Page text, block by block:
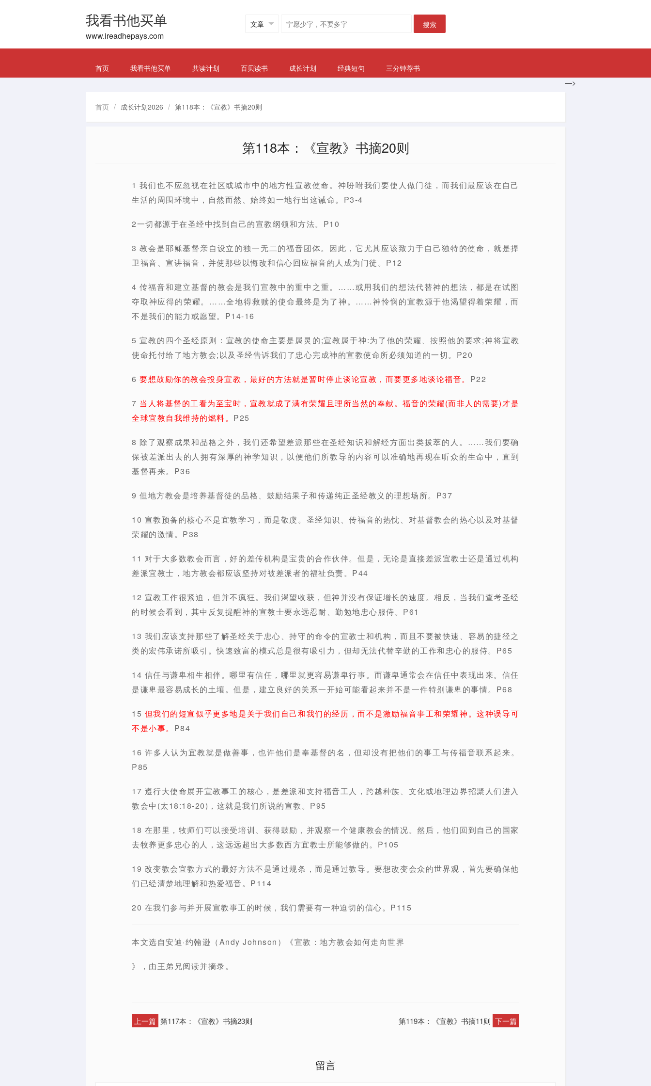
我看书他买单
www.ireadhepays.com
搜索
首页 我看书他买单 共读计划 百贝读书 成长计划 经典短句
三分钟荐书
—>
首页 / 成长计划2026 / 第118本：《宣教》书摘20则
第118本：《宣教》书摘20则
1 我们也不应忽视在社区或城市中的地方性宣教使命。神吩咐我们要使人做门徒，而我们最应该在自己
生活的周围环境中，自然而然、始终如一地行出这诫命。P3-4
2一切都源于在圣经中找到自己的宣教纲领和方法。P10
3 教会是耶稣基督亲自设立的独一无二的福音团体。因此，它尤其应该致力于自己独特的使命，就是捍
卫福音、宣讲福音，并使那些以悔改和信心回应福音的人成为门徒。P12
4 传福音和建立基督的教会是我们宣教中的重中之重。……或用我们的想法代替神的想法，都是在试图
夺取神应得的荣耀。……全地得救赎的使命最终是为了神。……神怜悯的宣教源于他渴望得着荣耀，而
不是我们的能力或愿望。P14-16
5 宣教的四个圣经原则：宣教的使命主要是属灵的;宣教属于神:为了他的荣耀、按照他的要求;神将宣教
使命托付给了地方教会;以及圣经告诉我们了忠心完成神的宣教使命所必须知道的一切。P20
6 要想鼓励你的教会投身宣教，最好的方法就是暂时停止谈论宣教，而要更多地谈论福音。 P22
7 当人将基督的工看为至宝时，宣教就成了满有荣耀且理所当然的奉献。福音的荣耀(而非人的需要)才是
全球宜教自我维持的燃料。 P25
8 除了观察成果和品格之外，我们还希望差派那些在圣经知识和解经方面出类拔萃的人。……我们要确
保被差派出去的人拥有深厚的神学知识，以便他们所教导的内容可以准确地再现在听众的生命中，直到
基督再来。P36
9 但地方教会是培养基督徒的品格、鼓励结果子和传递纯正圣经教义的理想场所。P37
10 宣教预备的核心不是宜教学习，而是敬虔。圣经知识、传福音的热忱、对基督教会的热心以及对基督
荣耀的激情。P38
11 对于大多数教会而言，好的差传机构是宝贵的合作伙伴。但是，无论是直接差派宜教士还是通过机构
差派宜教士，地方教会都应该坚持对被差派者的福祉负责。P44
12 宣教工作很紧迫，但并不疯狂。我们渴望收获，但神并没有保证增长的速度。相反，当我们查考圣经
的时候会看到，其中反复提醒神的宣教士要永远忍耐、勤勉地忠心服侍。P61
13 我们应该支持那些了解圣经关于忠心、持守的命令的宣教士和机构，而且不要被快速、容易的捷径之
类的宏伟承诺所吸引。快速致富的模式总是很有吸引力，但却无法代替辛勤的工作和忠心的服侍。P65
14 信任与谦卑相生相伴。哪里有信任，哪里就更容易谦卑行事。而谦卑通常会在信任中表现出来。信任
是谦卑最容易成长的土壤。但是，建立良好的关系一开始可能看起来并不是一件特别谦卑的事情。P68
15 但我们的短宣似乎更多地是关于我们自己和我们的经历，而不是激励福音事工和荣耀神。这种误导可
不是小事。 P84
16 许多人认为宜教就是做善事，也许他们是奉基督的名，但却没有把他们的事工与传福音联系起来。
P85
17 遵行大使命展开宣教事工的核心，是差派和支持福音工人，跨越种族、文化或地理边界招聚人们进入
教会中(太18:18-20)，这就是我们所说的宣教。P95
18 在那里，牧师们可以接受培训、获得鼓励，并观察一个健康教会的情况。然后，他们回到自己的国家
去牧养更多忠心的人，这远远超出大多数西方宜教士所能够做的。P105
19 改变教会宜教方式的最好方法不是通过规条，而是通过教导。要想改变会众的世界观，首先要确保他
们已经清楚地理解和热爱福音。P114
20 在我们参与并开展宣教事工的时候，我们需要有一种迫切的信心。P115
本文选自安迪·约翰逊（Andy Johnson）《宣教：地方教会如何走向世界
》，由王弟兄阅读并摘录。
上一篇 第117本：《宣教》书摘23则 第119本：《宣教》书摘11则 下一篇
留言